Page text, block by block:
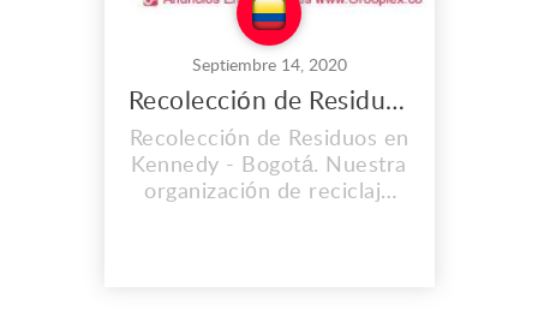
Septiembre 14, 2020
Recolección de Residuos en Kennedy
Recolección de Residuos en
Kennedy - Bogotá. Nuestra
organización de reciclaje